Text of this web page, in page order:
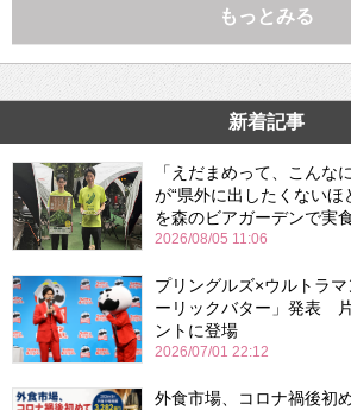
もっとみる
新着記事
「えだまめって、こんな
が“県外に出したくないほ
を森のビアガーデンで実
2026/08/05 11:06
プリングルズ×ウルトラ
ーリックバター」発表
ントに登場
2026/07/01 22:12
外食市場、コロナ禍後